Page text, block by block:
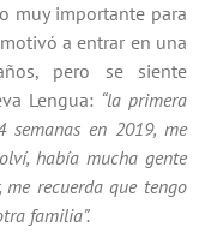
muy importante para
a entrar en una
pero se siente
Lengua: “la primera
semanas en 2019, me
había mucha gente
recuerda que tengo
familia”.